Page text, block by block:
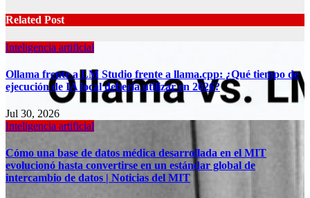
Related Post
Inteligencia artificial
Ollama frente a LM Studio frente a llama.cpp: ¿Qué tiempo de
ejecución de IA local debería utilizar en 2026?
Jul 30, 2026
Inteligencia artificial
Cómo una base de datos médica desarrollada en el MIT
evolucionó hasta convertirse en un estándar global de
intercambio de datos | Noticias del MIT